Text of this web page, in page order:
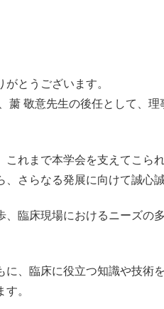
とうございます。
敬意先生の後任として、
れまで本学会を支えてこら
さらなる発展に向けて誠心
臨床現場におけるニーズの
、臨床に役立つ知識や技術
。